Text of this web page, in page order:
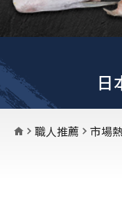
日
職人推薦 市場